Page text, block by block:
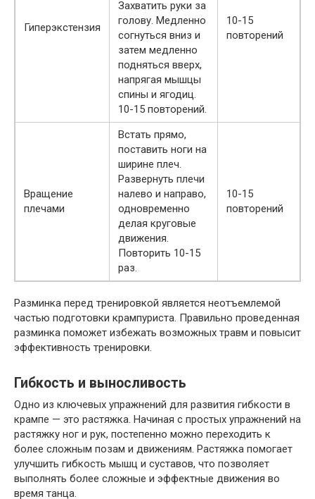
Гиперэкстензия
Захватить руки за
голову. Медленно
согнуться вниз и
затем медленно
подняться вверх,
напрягая мышцы
спины и ягодиц.
10-15 повторений.
10-15
повторений
Вращение
плечами
Встать прямо,
поставить ноги на
ширине плеч.
Развернуть плечи
налево и направо,
одновременно
делая круговые
движения.
Повторить 10-15
раз.
10-15
повторений
Разминка перед тренировкой является неотъемлемой
частью подготовки крампуриста. Правильно проведенная
разминка поможет избежать возможных травм и повысит
эффективность тренировки.
Гибкость и выносливость
Одно из ключевых упражнений для развития гибкости в
крампе — это растяжка. Начиная с простых упражнений на
растяжку ног и рук, постепенно можно переходить к
более сложным позам и движениям. Растяжка помогает
улучшить гибкость мышц и суставов, что позволяет
выполнять более сложные и эффектные движения во
время танца.